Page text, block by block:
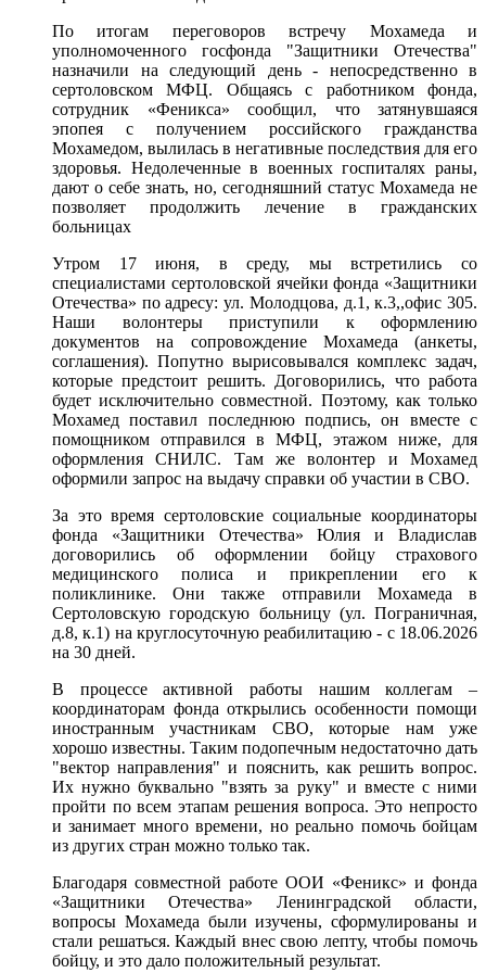
По итогам переговоров встречу Мохамеда и
уполномоченного госфонда "Защитники Отечества"
назначили на следующий день - непосредственно в
сертоловском МФЦ. Общаясь с работником фонда,
сотрудник «Феникса» сообщил, что затянувшаяся
эпопея с получением российского гражданства
Мохамедом, вылилась в негативные последствия для его
здоровья. Недолеченные в военных госпиталях раны,
дают о себе знать, но, сегодняшний статус Мохамеда не
позволяет продолжить лечение в гражданских
больницах
Утром 17 июня, в среду, мы встретились со
специалистами сертоловской ячейки фонда «Защитники
Отечества» по адресу: ул. Молодцова, д.1, к.3,,офис 305.
Наши волонтеры приступили к оформлению
документов на сопровождение Мохамеда (анкеты,
соглашения). Попутно вырисовывался комплекс задач,
которые предстоит решить. Договорились, что работа
будет исключительно совместной. Поэтому, как только
Мохамед поставил последнюю подпись, он вместе с
помощником отправился в МФЦ, этажом ниже, для
оформления СНИЛС. Там же волонтер и Мохамед
оформили запрос на выдачу справки об участии в СВО.
За это время сертоловские социальные координаторы
фонда «Защитники Отечества» Юлия и Владислав
договорились об оформлении бойцу страхового
медицинского полиса и прикреплении его к
поликлинике. Они также отправили Мохамеда в
Сертоловскую городскую больницу (ул. Пограничная,
д.8, к.1) на круглосуточную реабилитацию - с 18.06.2026
на 30 дней.
В процессе активной работы нашим коллегам –
координаторам фонда открылись особенности помощи
иностранным участникам СВО, которые нам уже
хорошо известны. Таким подопечным недостаточно дать
"вектор направления" и пояснить, как решить вопрос.
Их нужно буквально "взять за руку" и вместе с ними
пройти по всем этапам решения вопроса. Это непросто
и занимает много времени, но реально помочь бойцам
из других стран можно только так.
Благодаря совместной работе ООИ «Феникс» и фонда
«Защитники Отечества» Ленинградской области,
вопросы Мохамеда были изучены, сформулированы и
стали решаться. Каждый внес свою лепту, чтобы помочь
бойцу, и это дало положительный результат.